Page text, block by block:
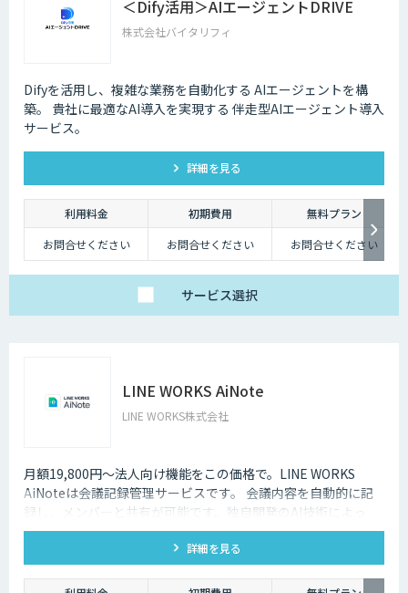
・5名様まで一律料金
で使い放題
・全機能制限なし！ AI
を最大化
＜Dify活用＞AIエージェントDRIVE
株式会社バイタリフィ
Difyを活用し、複雑な業務を自動化する AIエージェントを構
築。 貴社に最適なAI導入を実現する 伴走型AIエージェント導入
サービス。
詳細を見る
利用料金 初期費用
無料プラン
お問合せください
お問合せください お問合せください
サービス選択
LINE WORKS AiNote
LINE WORKS株式会社
月額19,800円～法人向け機能をこの価格で。LINE WORKS
AiNoteは会議記録管理サービスです。 会議内容を自動的に記
録し、メンバーと共有が可能です。独自開発のAI技術によっ
て、業界屈指の高品質・低価格を実現しています。
詳細を見る